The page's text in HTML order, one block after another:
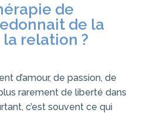
de
de la
relation ?
d’amour, de passion, de
rarement de liberté dans
c’est souvent ce qui